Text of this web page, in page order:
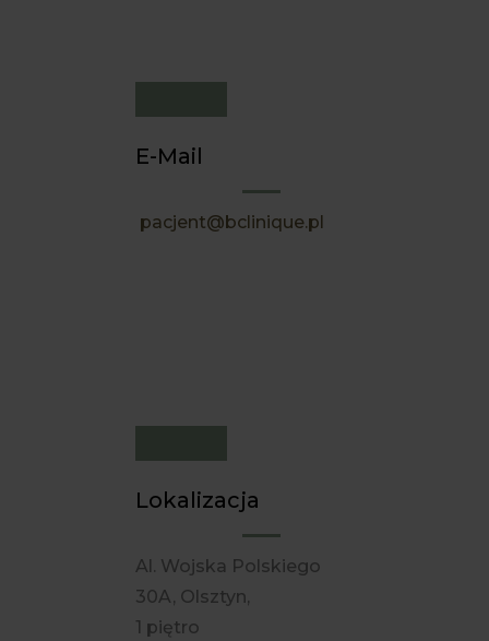
E-Mail
pacjent@bclinique.pl
Lokalizacja
Al. Wojska Polskiego
30A, Olsztyn,
1 piętro